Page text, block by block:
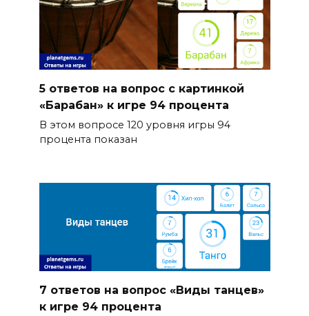
5 ответов на вопрос с картинкой
«Барабан» к игре 94 процента
В этом вопросе 120 уровня игры 94
процента показан
7 ответов на вопрос «Виды танцев»
к игре 94 процента